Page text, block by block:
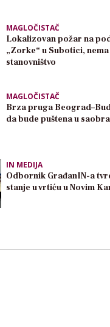
MAGLOČISTAČ
Lokalizovan požar na
„Zorke“ u Subotici,
stanovništvo
MAGLOČISTAČ
Brza pruga
da bude puštena u
IN MEDIJA
Odbornik GrađanIN-a
stanje u vrtiću u Novim